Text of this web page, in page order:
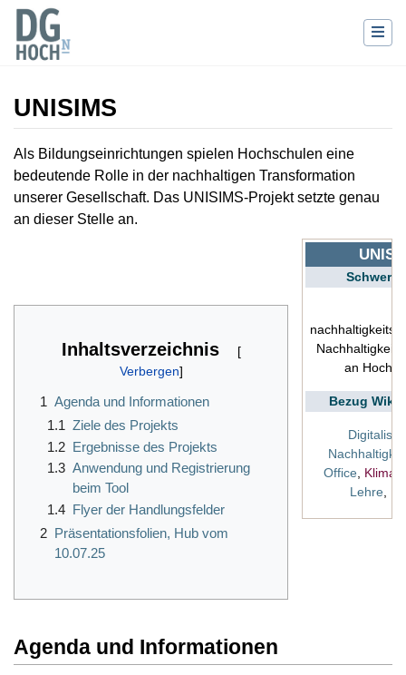
UNISIMS
Wechseln zu:Navigation,Suche
Als Bildungseinrichtungen spielen Hochschulen eine
bedeutende Rolle in der nachhaltigen Transformation
unserer Gesellschaft. Das UNISIMS-Projekt setzte genau
an dieser Stelle an.
an
Bezug Wiki-
Office,
Lehre,
Inhaltsverzeichnis
1 Agenda und Informationen
1.1 Ziele des Projekts
1.2 Ergebnisse des Projekts
1.3 Anwendung und Registrierung
beim Tool
1.4 Flyer der Handlungsfelder
2 Präsentationsfolien, Hub vom
10.07.25
Agenda und Informationen